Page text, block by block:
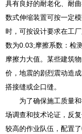
具有良好的耐老化、耐
数式伸缩装置可按一定
时，可按设计要求在工
数为0.03;摩擦系数：检
摩擦力大值。某些建筑
价，地震的剧烈震动造
搭接缝或企口缝。
为了确保施工质量
场调查和技术论证，反
较高的作业队伍，配置